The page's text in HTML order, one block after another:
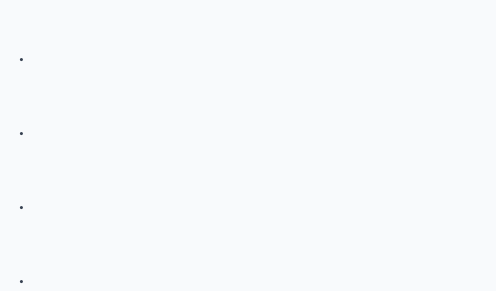
.
.
.
.